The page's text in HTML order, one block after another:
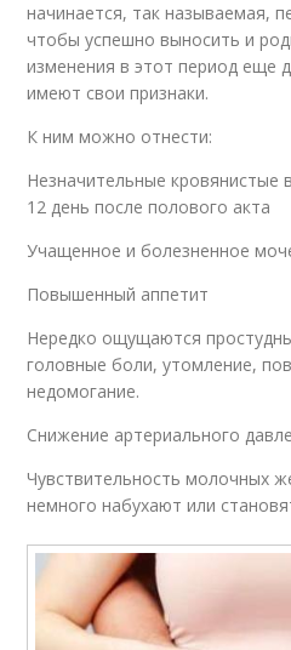
начинается, так называемая,
чтобы успешно выносить и
изменения в этот период еще
имеют свои признаки.
К ним можно отнести:
Незначительные кровянистые
12 день после полового акта
Учащенное и болезненное
Повышенный аппетит
Нередко ощущаются
головные боли, утомление,
недомогание.
Снижение артериального
Чувствительность молочных
немного набухают или